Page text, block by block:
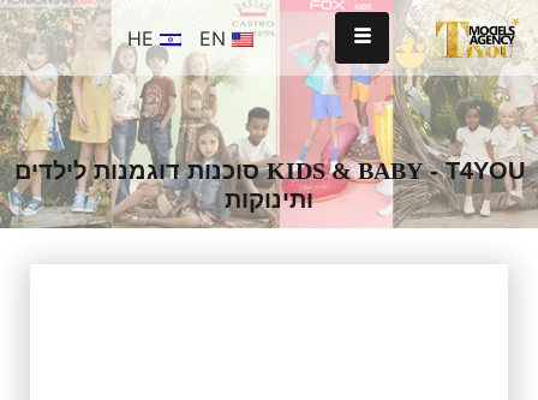
EN
HE
KIDS & BABY- T4YOU סוכנות דוגמנות לילדים
ותינוקות